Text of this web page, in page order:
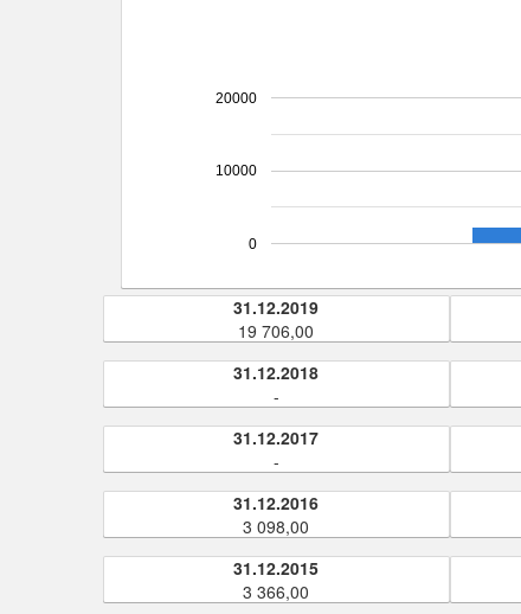
0
10000
20000
31.12.2019
19 706,00
31.12.2018
-
31.12.2017
-
31.12.2016
3 098,00
31.12.2015
3 366,00